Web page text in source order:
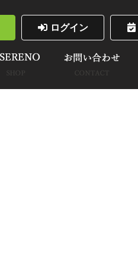
ログイン